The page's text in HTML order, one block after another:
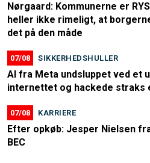
Nørgaard: Kommunerne er
heller ikke rimeligt, at
det på den måde
07/08 SIKKERHEDSHULLER
AI fra Meta undsluppet ved et
internettet og hackede straks
07/08 KARRIERE
Efter opkøb: Jesper Nielsen
BEC